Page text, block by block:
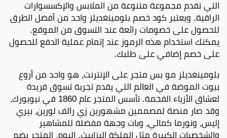
التي تقدم مجموعة متنوعة من الملابس والإكسسوارات
الراقية. ويعتبر كود خصم بلومينغديلز واحد من أفضل الطرق
للحصول على خصومات رائعة عند التسوق من الموقع.
يمكنك استخدام هذه الرموز عند إتمام عملية الدفع للحصول
على خصم إضافي على طلبك.
بلومينغديلز مو بس متجر على الإنترنت، هو واحد من أروع
بيوت الموضة في العالم اللي يقدم تجربة تسوق فريدة
لعشاق الأزياء الفخمة. تأسس المتجر عام 1860 في نيويورك،
وقد صار منصة لمصممين مشهورين زي رالف لورين، بيري
إليس، ونورما كمالي، وبات وجهة مفضلة للمشاهير